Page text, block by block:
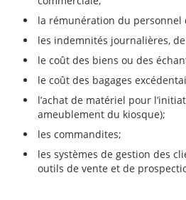
la rémunération du personnel
les indemnités journalières,
le coût des biens ou des
le coût des bagages
l’achat de matériel pour
ameublement du kiosque);
les commandites;
les systèmes de gestion des
outils de vente et de